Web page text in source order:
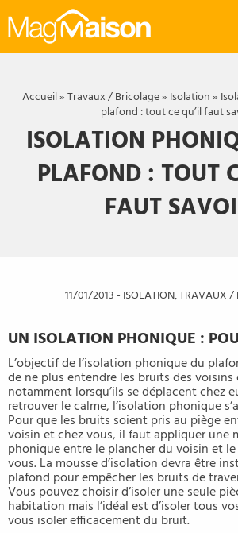
Mag
Maison
Accueil»Travaux / Bricolage» Isolation»
plafond : tout ce qu’il faut
ISOLATION
PLAFOND : TOUT
FAUT
11/01/2013- ISOLATION,TRAVAUX /
UN ISOLATION PHONIQUE :
L’objectif de l’isolation phonique du
de ne plus entendre les bruits des voisins
notamment lorsqu’ils se déplacent chez
retrouver le calme, l’isolation phonique
Pour que les bruits soient pris au piège
voisin et chez vous, il faut appliquer une
phonique entre le plancher du voisin et
vous. La mousse d’isolation devra être
plafond pour empêcher les bruits de
Vous pouvez choisir d’isoler une seule
habitation mais l’idéal est d’isoler tous
vous isoler efficacement du bruit.